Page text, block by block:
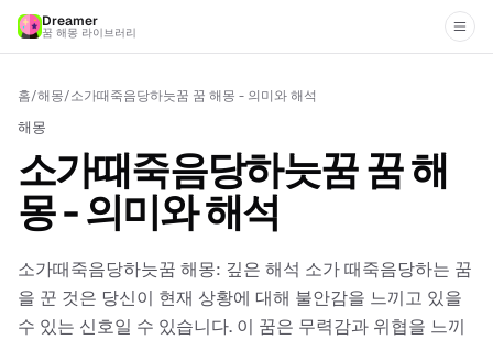
Dreamer
꿈 해몽 라이브러리
홈/해몽/소가때죽음당하늣꿈 꿈 해몽 - 의미와 해석
해몽
소가때죽음당하늣꿈 꿈 해
몽 - 의미와 해석
소가때죽음당하늣꿈 해몽: 깊은 해석 소가 때죽음당하는 꿈
을 꾼 것은 당신이 현재 상황에 대해 불안감을 느끼고 있을
수 있는 신호일 수 있습니다. 이 꿈은 무력감과 위협을 느끼